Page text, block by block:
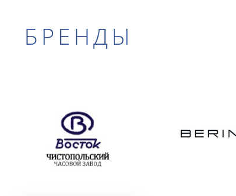
БРЕНДЫ